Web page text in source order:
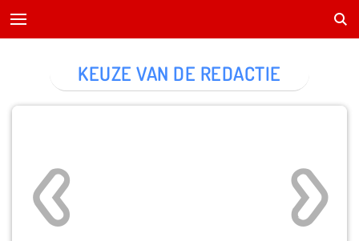
KEUZE VAN DE REDACTIE